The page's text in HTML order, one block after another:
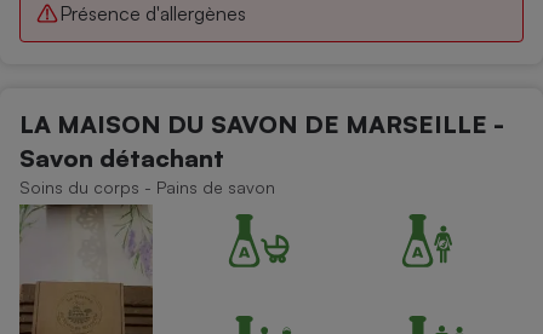
Présence d'allergènes
LA MAISON DU SAVON DE MARSEILLE -
Savon détachant
Soins du corps - Pains de savon